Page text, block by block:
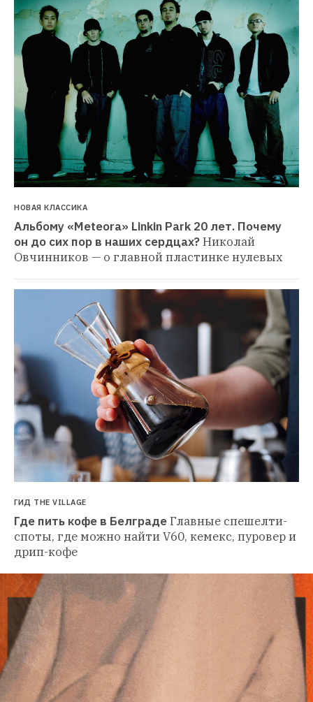
НОВАЯ КЛАССИКА
Альбому «Meteora» Linkin Park 20 лет. Почему
он до сих пор в наших сердцах?Николай
Овчинников — о главной пластинке нулевых
ГИД THE VILLAGE
Где пить кофе в БелградеГлавные спешелти-
споты, где можно найти V60, кемекс, пуровер и
дрип-кофе